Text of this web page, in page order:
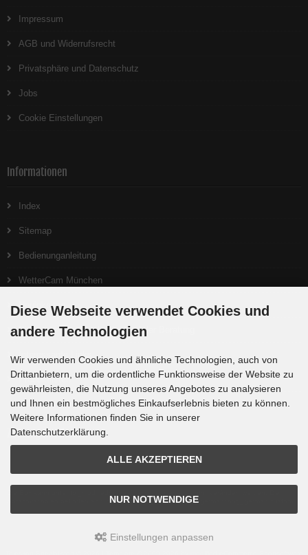
Impressum
AGB und Widerrufsrecht
Privatsphäre und Datenschutz
Jobs
Cookie Einstellungen
Informationen
Index
Sitemap
Bedienunganleitung
WetterCam München
Neuigkeiten
Ein gutes Teleskop beginnt bei der Beratung
Interessante Links
Produktlisten
Zahlungsmethoden
Sprachvariablen befinden sich in der Datei tpl_modified/lang/german/lang_german.custom.
Diese Webseite verwendet Cookies und
andere Technologien
Wir verwenden Cookies und ähnliche Technologien, auch von
Drittanbietern, um die ordentliche Funktionsweise der Website zu
gewährleisten, die Nutzung unseres Angebotes zu analysieren
und Ihnen ein bestmögliches Einkaufserlebnis bieten zu können.
Weitere Informationen finden Sie in unserer
Datenschutzerklärung.
ALLE AKZEPTIEREN
NUR NOTWENDIGE
Einstellungen anpassen